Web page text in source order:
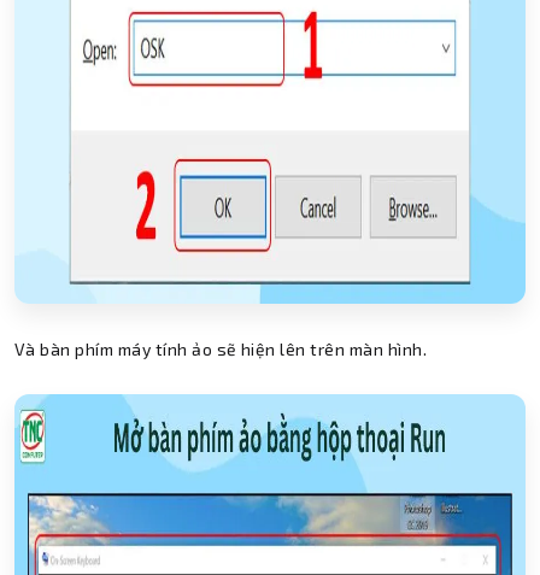
Và bàn phím máy tính ảo sẽ hiện lên trên màn hình.